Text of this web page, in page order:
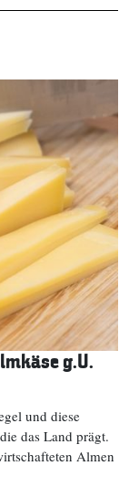
g.U.
und diese
das Land prägt.
Almen